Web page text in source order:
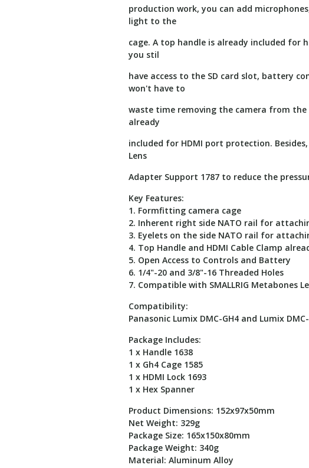
production work, you can add
light to the
cage. A top handle is already included for
you stil
have access to the SD card slot, battery
won't have to
waste time removing the camera from the
already
included for HDMI port protection.
Lens
Adapter Support 1787 to reduce the
Key Features:
1. Formfitting camera cage
2. Inherent right side NATO rail for
3. Eyelets on the side NATO rail for
4. Top Handle and HDMI Cable Clamp
5. Open Access to Controls and Battery
6. 1/4"-20 and 3/8"-16 Threaded Holes
7. Compatible with SMALLRIG Metabones
Compatibility:
Panasonic Lumix DMC-GH4 and Lumix
Package Includes:
1 x Handle 1638
1 x Gh4 Cage 1585
1 x HDMI Lock 1693
1 x Hex Spanner
Product Dimensions: 152x97x50mm
Net Weight: 329g
Package Size: 165x150x80mm
Package Weight: 340g
Material: Aluminum Alloy